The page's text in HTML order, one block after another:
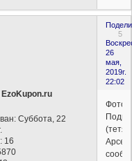
5
26
мая,
2019г.
22:02
: Суббота, 22
16
(тетя